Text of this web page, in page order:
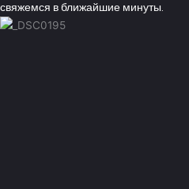
свяжемся в ближайшие минуты.